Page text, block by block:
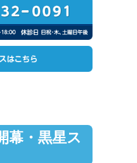
幕・黒星ス